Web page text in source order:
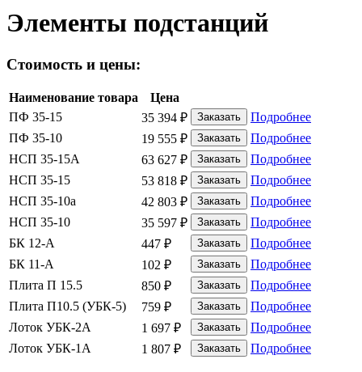
Элементы подстанций
Стоимость и цены:
Наименование товара
Цена
ПФ 35-15
35 394 ₽
Подробнее
ПФ 35-10
19 555 ₽
Подробнее
НСП 35-15А
63 627 ₽
Подробнее
НСП 35-15
53 818 ₽
Подробнее
НСП 35-10а
42 803 ₽
Подробнее
НСП 35-10
35 597 ₽
Подробнее
БК 12-А
447 ₽
Подробнее
БК 11-А
102 ₽
Подробнее
Плита П 15.5
850 ₽
Подробнее
Плита П10.5 (УБК-5)
759 ₽
Подробнее
Лоток УБК-2А
1 697 ₽
Подробнее
Лоток УБК-1А
1 807 ₽ Подробнее